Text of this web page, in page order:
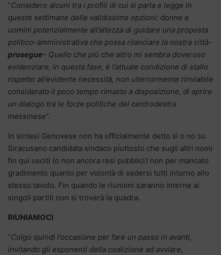
“Considero alcuni tra i profili di cui si parla e legge in
queste settimane delle validissime opzioni: donne e
uomini potenzialmente all’altezza di guidare una proposta
politico-amministrativa che possa rilanciare la nostra città-
prosegue– Quello che più che altro mi sembra doveroso
evidenziare, in questa fase, è l’attuale condizione di stallo
rispetto all’evidente necessità, non ulteriormente rinviabile
considerato il poco tempo rimasto a disposizione, di aprire
un dialogo tra le forze politiche del centrodestra
messinese”.
In sintesi Genovese non ha ufficialmente detto sì o no su
Siracusano candidata sindaco piuttosto che sugli altri nomi
fin qui usciti (o non ancora resi pubblici) non per mancato
gradimento quanto per volontà di sedersi tutti intorno allo
stesso tavolo. Fin quando le riunioni saranno interne ai
singoli partiti non si troverà la quadra.
RIUNIAMOCI
“Colgo quindi l’occasione per fare un passo in avanti,
invitando gli esponenti della coalizione ad avviare,